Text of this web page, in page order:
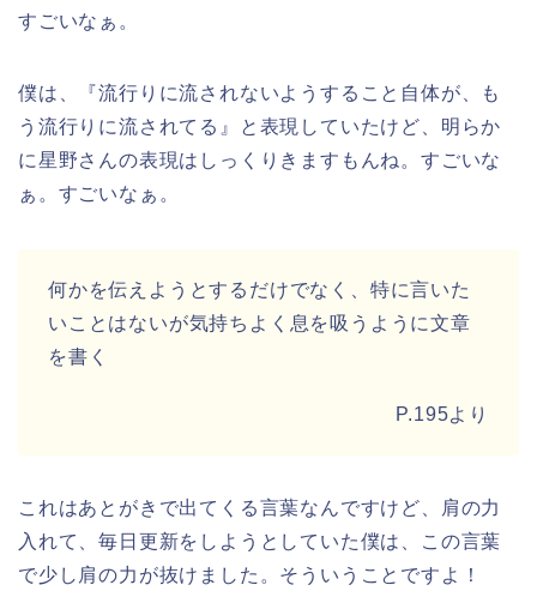
すごいなぁ。
僕は、『流行りに流されないようすること自体が、も
う流行りに流されてる』と表現していたけど、明らか
に星野さんの表現はしっくりきますもんね。すごいな
ぁ。すごいなぁ。
何かを伝えようとするだけでなく、特に言いた
いことはないが気持ちよく息を吸うように文章
を書く
P.195より
これはあとがきで出てくる言葉なんですけど、肩の力
入れて、毎日更新をしようとしていた僕は、この言葉
で少し肩の力が抜けました。そういうことですよ！